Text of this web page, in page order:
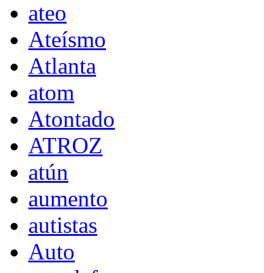
ateo
Ateísmo
Atlanta
atom
Atontado
ATROZ
atún
aumento
autistas
Auto